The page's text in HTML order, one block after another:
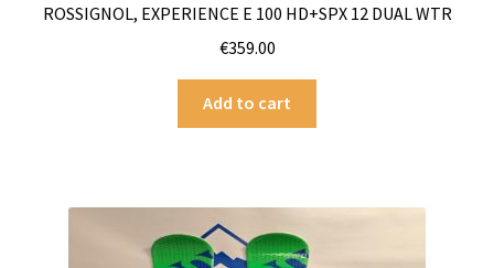
ROSSIGNOL, EXPERIENCE E 100 HD+SPX 12 DUAL WTR
€359.00
Add to cart